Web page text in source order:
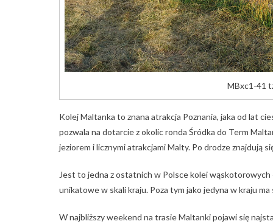
MBxc1-41
Kolej Maltanka to znana atrakcja Poznania, jaka od lat
pozwala na dotarcie z okolic ronda Śródka do Term
jeziorem i licznymi atrakcjami Malty. Po drodze znajdują
Jest to jedna z ostatnich w Polsce kolei wąskotorowych
unikatowe w skali kraju. Poza tym jako jedyna w kraju
W najbliższy weekend na trasie Maltanki pojawi się